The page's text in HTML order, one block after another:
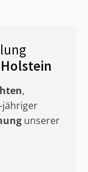
,
jähriger
unserer